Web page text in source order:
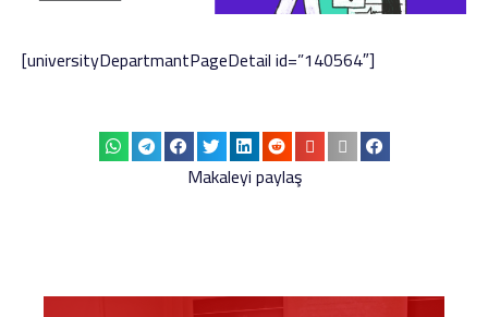
[universityDepartmantPageDetail id=”140564″]
Makaleyi paylaş